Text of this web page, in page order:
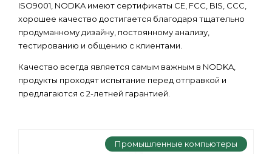
ISO9001, NODKA имеют сертификаты CE, FCC, BIS, CCC,
хорошее качество достигается благодаря тщательно
продуманному дизайну, постоянному анализу,
тестированию и общению с клиентами.
Качество всегда является самым важным в NODKA,
продукты проходят испытание перед отправкой и
предлагаются с 2-летней гарантией.
Промышленные компьютеры